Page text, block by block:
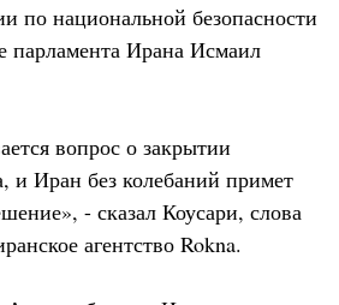
по национальной безопасности
парламента Ирана Исмаил
вопрос о закрытии
и Иран без колебаний примет
- сказал Коусари, слова
агентство Rokna.